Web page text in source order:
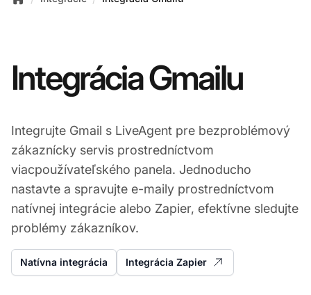
Integrácia Gmailu
Integrujte Gmail s LiveAgent pre bezproblémový
zákaznícky servis prostredníctvom
viacpoužívateľského panela. Jednoducho
nastavte a spravujte e-maily prostredníctvom
natívnej integrácie alebo Zapier, efektívne sledujte
problémy zákazníkov.
Natívna integrácia Integrácia Zapier